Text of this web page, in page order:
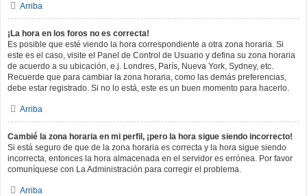
Arriba
¡La hora en los foros no es correcta!
Es posible que esté viendo la hora correspondiente a otra zona horaria. Si
este es el caso, visite el Panel de Control de Usuario y defina su zona horaria
de acuerdo a su ubicación, e.j. Londres, París, Nueva York, Sydney, etc.
Recuerde que para cambiar la zona horaria, como las demás preferencias,
debe estar registrado. Si no lo está, este es un buen momento para hacerlo.
Arriba
Cambié la zona horaria en mi perfil, ¡pero la hora sigue siendo incorrecto!
Si está seguro de que de la zona horaria es correcta y la hora sigue siendo
incorrecta, entonces la hora almacenada en el servidor es errónea. Por favor
comuníquese con La Administración para corregir el problema.
Arriba